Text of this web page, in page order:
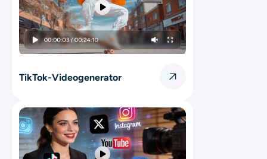
TikTok-Videogenerator